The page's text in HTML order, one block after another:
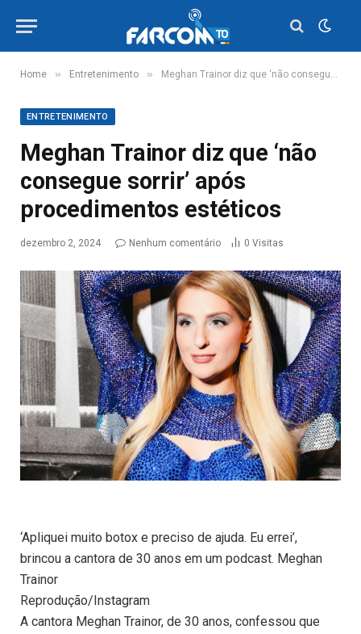
Home » Entretenimento » Meghan Trainor diz que ‘não consegue sorrir’ após procedimentos estéticos
ENTRETENIMENTO
Meghan Trainor diz que ‘não
consegue sorrir’ após
procedimentos estéticos
dezembro 2, 2024 Nenhum comentário 0 Visitas
‘Apliquei muito botox e preciso de ajuda. Eu errei’,
brincou a cantora de 30 anos em um podcast. Meghan
Trainor
Reprodução/Instagram
A cantora Meghan Trainor, de 30 anos, confessou que